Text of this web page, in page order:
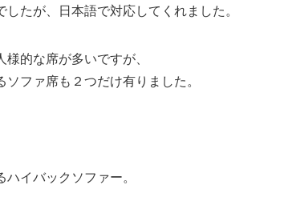
たが、日本語で対応してくれました。
的な席が多いですが、
ファ席も２つだけ有りました。
イバックソファー。